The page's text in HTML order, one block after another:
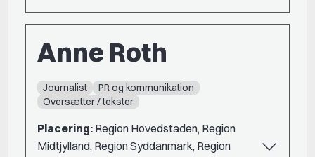
Anne Roth
Journalist
PR og kommunikation
Oversætter / tekster
Placering: Region Hovedstaden, Region
Midtjylland, Region Syddanmark, Region